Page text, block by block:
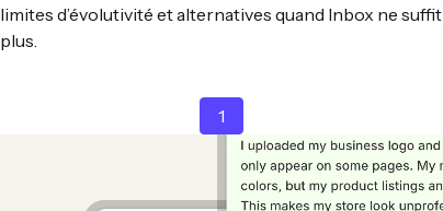
limites d’évolutivité et alternatives quand Inbox ne suffit
plus.
1